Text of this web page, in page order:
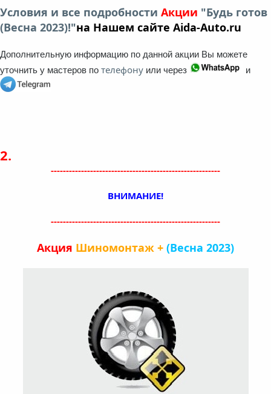
Условия и все подробности Акции "Будь готов
(Весна 2023)!"на Нашем сайте Aida-Auto.ru
Дополнительную информацию по данной акции Вы можете
уточнить у мастеров по телефону или через и
2.
--------------------------------------------------------
ВНИМАНИЕ!
--------------------------------------------------------
Акция Шиномонтаж + (Весна 2023)